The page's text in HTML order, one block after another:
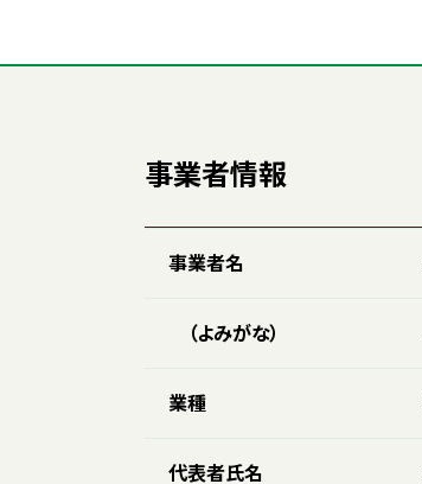
事業者情報
事業者名
（よみがな）
業種
代表者氏名